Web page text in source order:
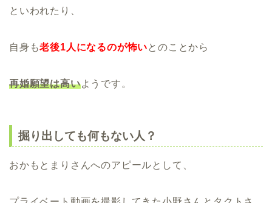
といわれたり、
自身も老後1人になるのが怖いとのことから
再婚願望は高いようです。
掘り出しても何もない人？
おかもとまりさんへのアピールとして、